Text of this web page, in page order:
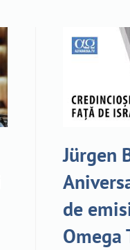
Jürgen
de
Omega